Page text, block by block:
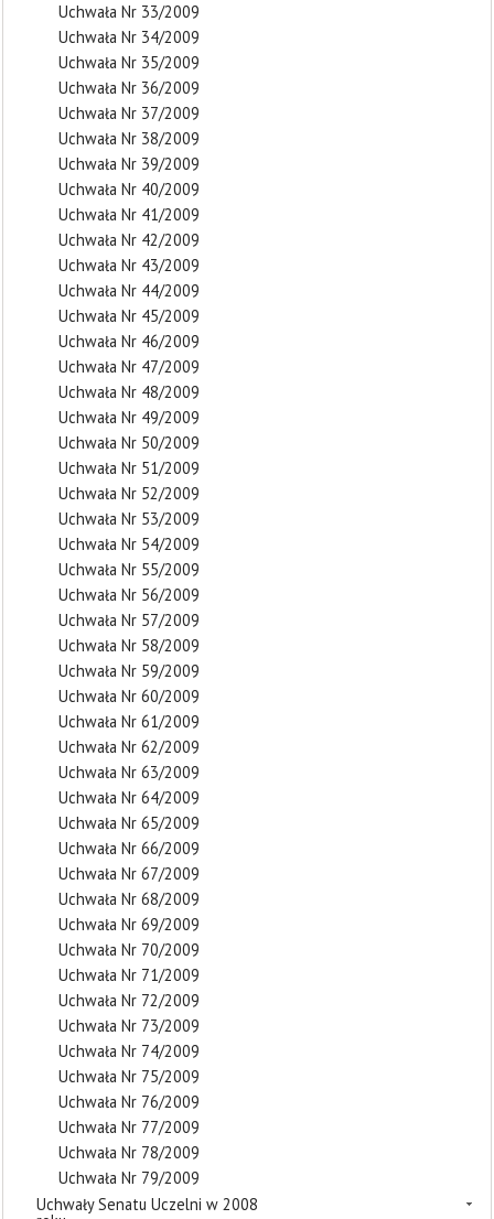
Uchwała Nr 33/2009
Uchwała Nr 34/2009
Uchwała Nr 35/2009
Uchwała Nr 36/2009
Uchwała Nr 37/2009
Uchwała Nr 38/2009
Uchwała Nr 39/2009
Uchwała Nr 40/2009
Uchwała Nr 41/2009
Uchwała Nr 42/2009
Uchwała Nr 43/2009
Uchwała Nr 44/2009
Uchwała Nr 45/2009
Uchwała Nr 46/2009
Uchwała Nr 47/2009
Uchwała Nr 48/2009
Uchwała Nr 49/2009
Uchwała Nr 50/2009
Uchwała Nr 51/2009
Uchwała Nr 52/2009
Uchwała Nr 53/2009
Uchwała Nr 54/2009
Uchwała Nr 55/2009
Uchwała Nr 56/2009
Uchwała Nr 57/2009
Uchwała Nr 58/2009
Uchwała Nr 59/2009
Uchwała Nr 60/2009
Uchwała Nr 61/2009
Uchwała Nr 62/2009
Uchwała Nr 63/2009
Uchwała Nr 64/2009
Uchwała Nr 65/2009
Uchwała Nr 66/2009
Uchwała Nr 67/2009
Uchwała Nr 68/2009
Uchwała Nr 69/2009
Uchwała Nr 70/2009
Uchwała Nr 71/2009
Uchwała Nr 72/2009
Uchwała Nr 73/2009
Uchwała Nr 74/2009
Uchwała Nr 75/2009
Uchwała Nr 76/2009
Uchwała Nr 77/2009
Uchwała Nr 78/2009
Uchwała Nr 79/2009
Uchwały Senatu Uczelni w 2008